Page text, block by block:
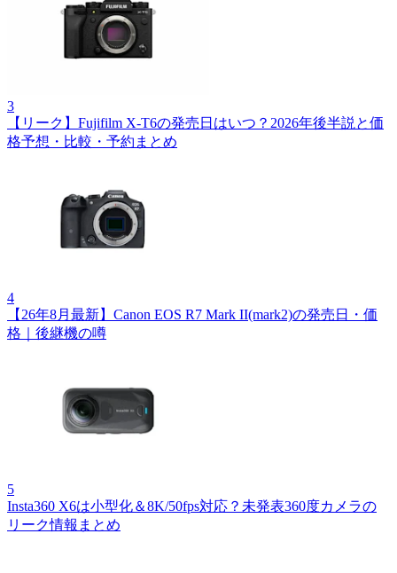
3
【リーク】Fujifilm X‑T6の発売日はいつ？2026年後半説と価
格予想・比較・予約まとめ
4
【26年8月最新】Canon EOS R7 Mark II(mark2)の発売日・価
格｜後継機の噂
5
Insta360 X6は小型化＆8K/50fps対応？未発表360度カメラの
リーク情報まとめ